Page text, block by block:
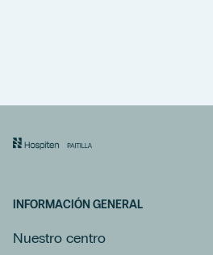
INFORMACIÓN GENERAL
Nuestro centro